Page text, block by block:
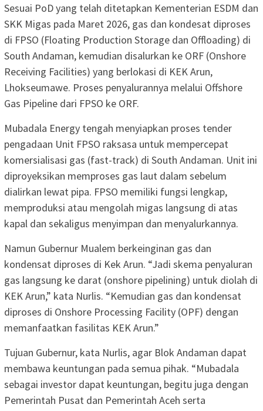
Sesuai PoD yang telah ditetapkan Kementerian ESDM dan
SKK Migas pada Maret 2026, gas dan kondesat diproses
di FPSO (Floating Production Storage dan Offloading) di
South Andaman, kemudian disalurkan ke ORF (Onshore
Receiving Facilities) yang berlokasi di KEK Arun,
Lhokseumawe. Proses penyalurannya melalui Offshore
Gas Pipeline dari FPSO ke ORF.
Mubadala Energy tengah menyiapkan proses tender
pengadaan Unit FPSO raksasa untuk mempercepat
komersialisasi gas (fast-track) di South Andaman. Unit ini
diproyeksikan memproses gas laut dalam sebelum
dialirkan lewat pipa. FPSO memiliki fungsi lengkap,
memproduksi atau mengolah migas langsung di atas
kapal dan sekaligus menyimpan dan menyalurkannya.
Namun Gubernur Mualem berkeinginan gas dan
kondensat diproses di Kek Arun. “Jadi skema penyaluran
gas langsung ke darat (onshore pipelining) untuk diolah di
KEK Arun,” kata Nurlis. “Kemudian gas dan kondensat
diproses di Onshore Processing Facility (OPF) dengan
memanfaatkan fasilitas KEK Arun.”
Tujuan Gubernur, kata Nurlis, agar Blok Andaman dapat
membawa keuntungan pada semua pihak. “Mubadala
sebagai investor dapat keuntungan, begitu juga dengan
Pemerintah Pusat dan Pemerintah Aceh serta